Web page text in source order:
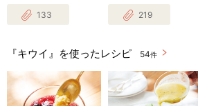
133 219
『キウイ』を使ったレシピ 54件